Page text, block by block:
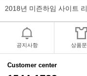
2018년 야휴회 공지[상담/
2018년 모바일샵 리뉴얼 업
공지사항 상품
Customer center